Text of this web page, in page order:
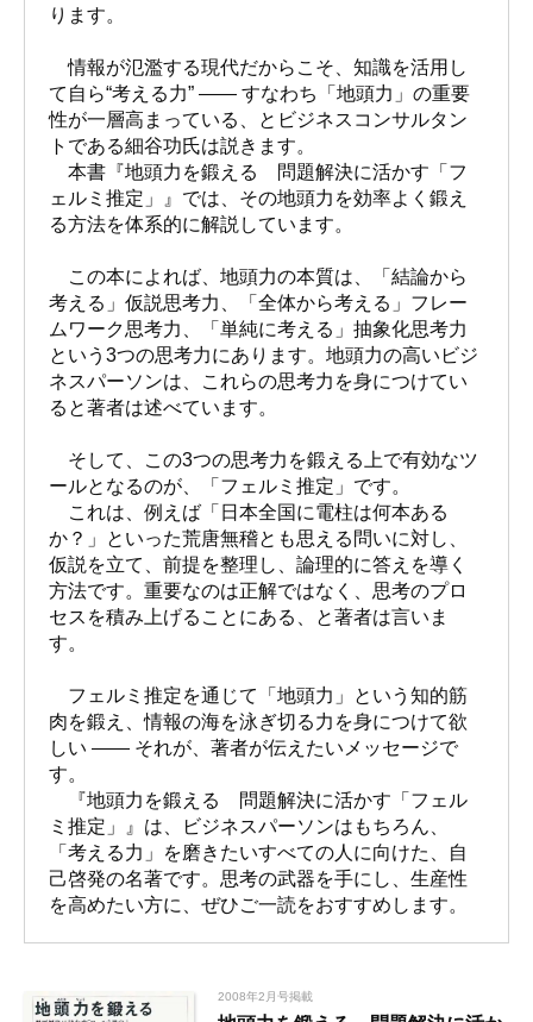
ります。
情報が氾濫する現代だからこそ、知識を活用し
て自ら“考える力” ―― すなわち「地頭力」の重要
性が一層高まっている、とビジネスコンサルタン
トである細谷功氏は説きます。
本書『地頭力を鍛える 問題解決に活かす「フ
ェルミ推定」』では、その地頭力を効率よく鍛え
る方法を体系的に解説しています。
この本によれば、地頭力の本質は、「結論から
考える」仮説思考力、「全体から考える」フレー
ムワーク思考力、「単純に考える」抽象化思考力
という3つの思考力にあります。地頭力の高いビジ
ネスパーソンは、これらの思考力を身につけてい
ると著者は述べています。
そして、この3つの思考力を鍛える上で有効なツ
ールとなるのが、「フェルミ推定」です。
これは、例えば「日本全国に電柱は何本ある
か？」といった荒唐無稽とも思える問いに対し、
仮説を立て、前提を整理し、論理的に答えを導く
方法です。重要なのは正解ではなく、思考のプロ
セスを積み上げることにある、と著者は言いま
す。
フェルミ推定を通じて「地頭力」という知的筋
肉を鍛え、情報の海を泳ぎ切る力を身につけて欲
しい ―― それが、著者が伝えたいメッセージで
す。
『地頭力を鍛える 問題解決に活かす「フェル
ミ推定」』は、ビジネスパーソンはもちろん、
「考える力」を磨きたいすべての人に向けた、自
己啓発の名著です。思考の武器を手にし、生産性
を高めたい方に、ぜひご一読をおすすめします。
2008年2月号掲載